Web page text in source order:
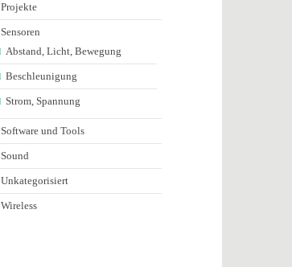
Projekte
Sensoren
Abstand, Licht, Bewegung
Beschleunigung
Strom, Spannung
Software und Tools
Sound
Unkategorisiert
Wireless